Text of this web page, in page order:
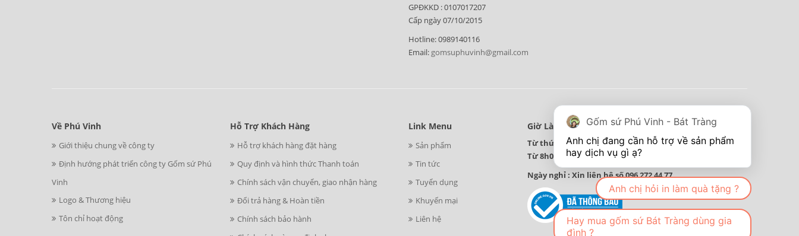
GPĐKKD : 0107017207
Cấp ngày 07/10/2015
Hotline: 0989140116
Email: gomsuphuvinh@gmail.com
Về Phú Vinh
Giới thiệu chung về công ty
Định hướng phát triển công ty Gốm sứ Phú
Vinh
Logo & Thương hiệu
Tôn chỉ hoạt động
Hỗ Trợ Khách Hàng
Hỗ trợ khách hàng đặt hàng
Quy định và hình thức Thanh toán
Chính sách vận chuyển, giao nhận hàng
Đổi trả hàng & Hoàn tiền
Chính sách bảo hành
Link Menu
Sản phẩm
Tin tức
Tuyển dụng
Khuyến mại
Liên hệ
Giờ Làm Việc
Từ thứ 2 đến thứ 7 hàng tuần
Từ 8h00 đến 18 h00 hàng ngày.
Ngày nghỉ : Xin liên hệ số 096 272 44 77
Gốm sứ Phú Vinh - Bát Tràng
Anh chị đang cần hỗ trợ về sản phẩm
Anh chị hỏi in làm quà tặng ?
Hay mua gốm sứ Bát Tràng dùng gia
đình ?